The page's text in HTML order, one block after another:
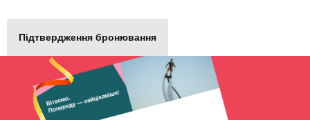
Підтвердження бронювання